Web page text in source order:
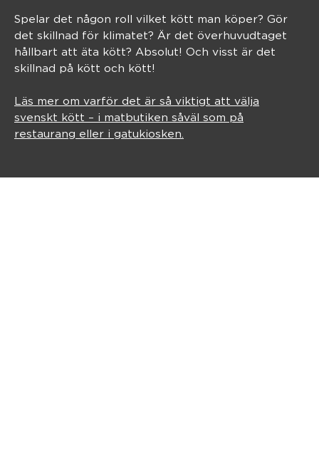
Spelar det någon roll vilket kött man köper? Gör
det skillnad för klimatet? Är det överhuvudtaget
hållbart att äta kött? Absolut! Och visst är det
skillnad på kött och kött!
Läs mer om varför det är så viktigt att välja
svenskt kött – i matbutiken såväl som på
restaurang eller i gatukiosken.